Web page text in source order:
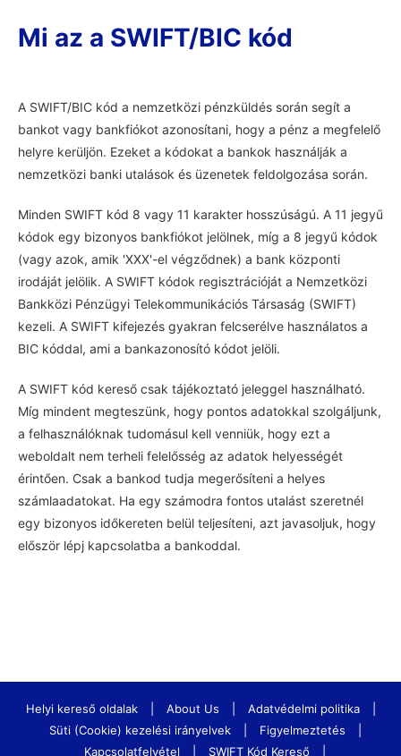
Mi az a SWIFT/BIC kód
A SWIFT/BIC kód a nemzetközi pénzküldés során segít a
bankot vagy bankfiókot azonosítani, hogy a pénz a megfelelő
helyre kerüljön. Ezeket a kódokat a bankok használják a
nemzetközi banki utalások és üzenetek feldolgozása során.
Minden SWIFT kód 8 vagy 11 karakter hosszúságú. A 11 jegyű
kódok egy bizonyos bankfiókot jelölnek, míg a 8 jegyű kódok
(vagy azok, amik 'XXX'-el végződnek) a bank központi
irodáját jelölik. A SWIFT kódok regisztrációját a Nemzetközi
Bankközi Pénzügyi Telekommunikációs Társaság (SWIFT)
kezeli. A SWIFT kifejezés gyakran felcserélve használatos a
BIC kóddal, ami a bankazonosító kódot jelöli.
A SWIFT kód kereső csak tájékoztató jeleggel használható.
Míg mindent megteszünk, hogy pontos adatokkal szolgáljunk,
a felhasználóknak tudomásul kell venniük, hogy ezt a
weboldalt nem terheli felelősség az adatok helyességét
érintően. Csak a bankod tudja megerősíteni a helyes
számlaadatokat. Ha egy számodra fontos utalást szeretnél
egy bizonyos időkereten belül teljesíteni, azt javasoljuk, hogy
először lépj kapcsolatba a bankoddal.
Helyi kereső oldalak About Us Adatvédelmi politika
Süti (Cookie) kezelési irányelvek
Figyelmeztetés
Kapcsolatfelvétel
SWIFT Kód Kereső